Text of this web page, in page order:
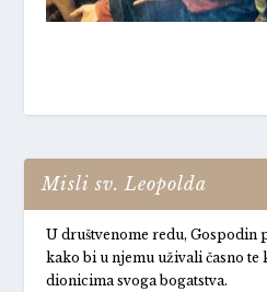
Misli sv. Leopolda
U društvenome redu, Gospodin
kako bi u njemu uživali časno
dionicima svoga bogatstva.